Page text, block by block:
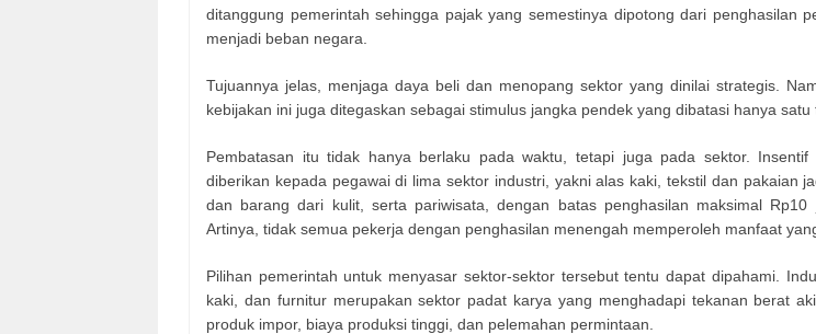
ditanggung pemerintah sehingga pajak yang semestinya dipotong dari penghasilan
menjadi beban negara.
Tujuannya jelas, menjaga daya beli dan menopang sektor yang dinilai strategis.
kebijakan ini juga ditegaskan sebagai stimulus jangka pendek yang dibatasi hanya satu
Pembatasan itu tidak hanya berlaku pada waktu, tetapi juga pada sektor. Insentif
diberikan kepada pegawai di lima sektor industri, yakni alas kaki, tekstil dan pakaian
dan barang dari kulit, serta pariwisata, dengan batas penghasilan maksimal Rp10
Artinya, tidak semua pekerja dengan penghasilan menengah memperoleh manfaat
Pilihan pemerintah untuk menyasar sektor-sektor tersebut tentu dapat dipahami.
kaki, dan furnitur merupakan sektor padat karya yang menghadapi tekanan berat
produk impor, biaya produksi tinggi, dan pelemahan permintaan.